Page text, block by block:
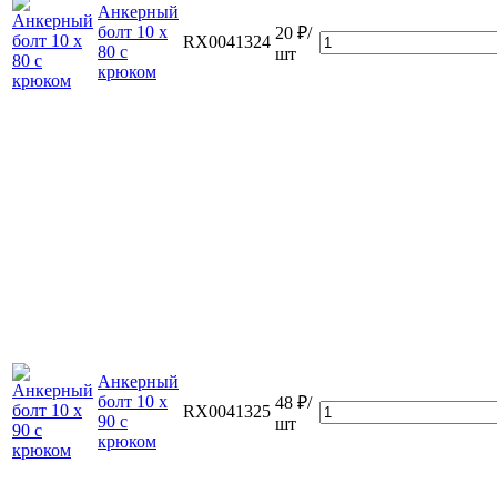
Анкерный
болт 10 х
80 с
крюком
RX0041324 20 ₽/
шт
Анкерный
болт 10 х
90 с
крюком
RX0041325 48 ₽/
шт